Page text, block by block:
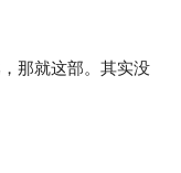
那就这部。其实没